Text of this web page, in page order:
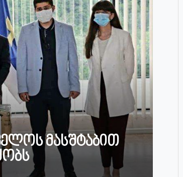
მასშტაბით